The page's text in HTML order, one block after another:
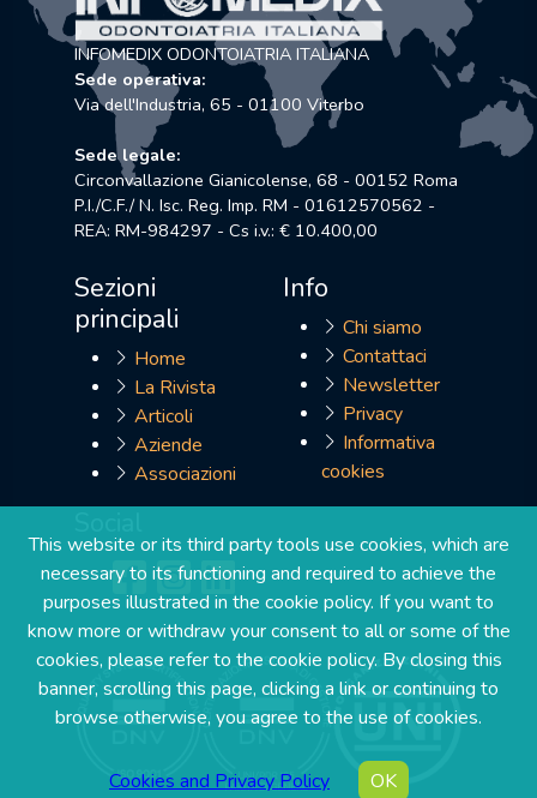
INFOMEDIX ODONTOIATRIA ITALIANA
Sede operativa:
Via dell'Industria, 65 - 01100 Viterbo
Sede legale:
Circonvallazione Gianicolense, 68 - 00152 Roma
P.I./C.F./ N. Isc. Reg. Imp. RM - 01612570562 -
REA: RM-984297 - Cs i.v.: € 10.400,00
Sezioni
principali
Home
La Rivista
Articoli
Aziende
Associazioni
Info
Chi siamo
Contattaci
Newsletter
Privacy
Informativa
cookies
This website or its third party tools use cookies, which are
necessary to its functioning and required to achieve the
purposes illustrated in the cookie policy. If you want to
know more or withdraw your consent to all or some of the
cookies, please refer to the cookie policy. By closing this
banner, scrolling this page, clicking a link or continuing to
browse otherwise, you agree to the use of cookies.
Cookies and Privacy Policy OK